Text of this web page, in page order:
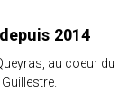
2014
au coeur du